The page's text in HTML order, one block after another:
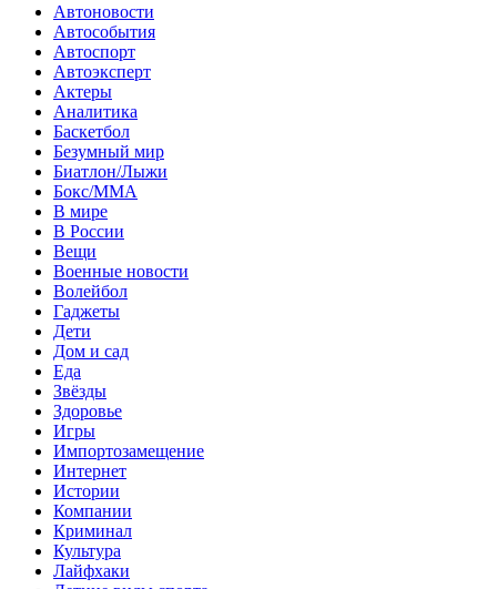
Автоновости
Автособытия
Автоспорт
Автоэксперт
Актеры
Аналитика
Баскетбол
Безумный мир
Биатлон/Лыжи
Бокс/MMA
В мире
В России
Вещи
Военные новости
Волейбол
Гаджеты
Дети
Дом и сад
Еда
Звёзды
Здоровье
Игры
Импортозамещение
Интернет
Истории
Компании
Криминал
Культура
Лайфхаки